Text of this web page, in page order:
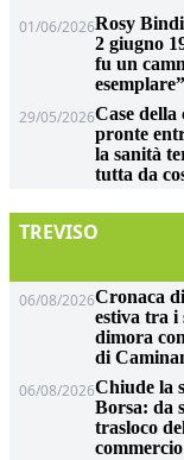
01/06/2026Rosy
2 giugno
fu un
esemplare”
29/05/2026Case
pronte
la sanità
tutta da
TREVISO
06/08/2026Cronaca
estiva tra i
dimora
di
06/08/2026Chiude la
Borsa: da
trasloco
commercio